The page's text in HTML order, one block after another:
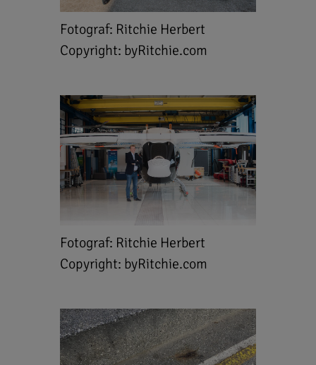
Fotograf: Ritchie Herbert
Copyright: byRitchie.com
Fotograf: Ritchie Herbert
Copyright: byRitchie.com